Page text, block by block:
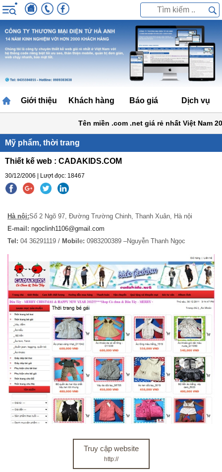
Giới thiệu Khách hàng Báo giá Dịch vụ
Tên miền .com .net giá rẻ nhất Việt Nam
Mỹ phẩm, thời trang
Thiết kế web : CADAKIDS.COM
30/12/2006 | Lượt đọc: 18467
Hà nội:Số 2 Ngõ 97, Đường Trường Chinh, Thanh Xuân, Hà nội
E-mail: ngoclinh1106@gmail.com
Tel: 04 36291119 / Mobil e: 0983200389 –Nguyễn Thanh Ngọc
Truy cập website
http://